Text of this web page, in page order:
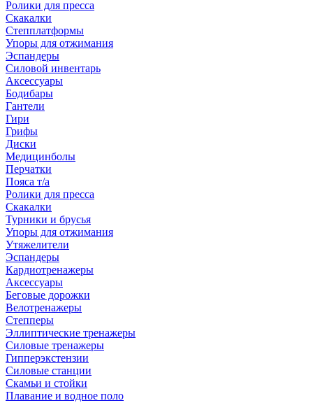
Ролики для пресса
Скакалки
Степплатформы
Упоры для отжимания
Эспандеры
Силовой инвентарь
Аксессуары
Бодибары
Гантели
Гири
Грифы
Диски
Медицинболы
Перчатки
Пояса т/а
Ролики для пресса
Скакалки
Турники и брусья
Упоры для отжимания
Утяжелители
Эспандеры
Кардиотренажеры
Аксессуары
Беговые дорожки
Велотренажеры
Степперы
Эллиптические тренажеры
Силовые тренажеры
Гипперэкстензии
Силовые станции
Скамьи и стойки
Плавание и водное поло